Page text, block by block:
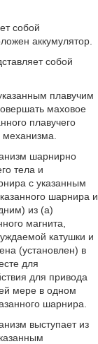
собой
аккумулятор.
собой
плавучим
маховое
плавучего
шарнирно
тела и
с указанным
шарнира и
из (а)
магнита,
катушки и
(установлен) в
для
для привода
мере в одном
шарнира.
выступает из